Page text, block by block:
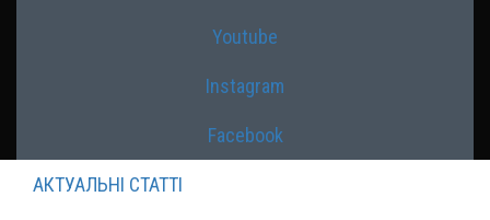
Youtube
Instagram
Facebook
АКТУАЛЬНІ СТАТТІ